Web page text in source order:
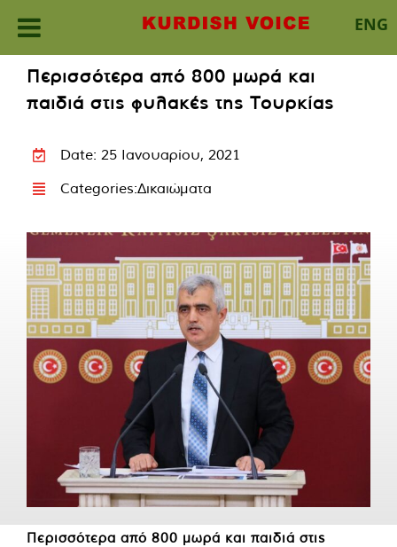
ENG
content
Περισσότερα από 800 μωρά και
παιδιά στις φυλακές της Τουρκίας
Date: 25 Ιανουαρίου, 2021
Categories:Δικαιώματα
Περισσότερα από 800 μωρά και παιδιά στις